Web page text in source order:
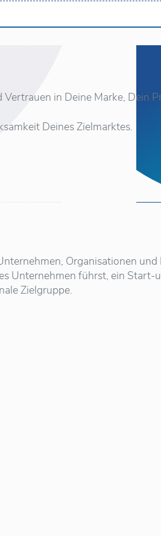
in Deine Marke, Dein
Deines Zielmarktes.
Organisationen
Unternehmen führst, ein
Zielgruppe.